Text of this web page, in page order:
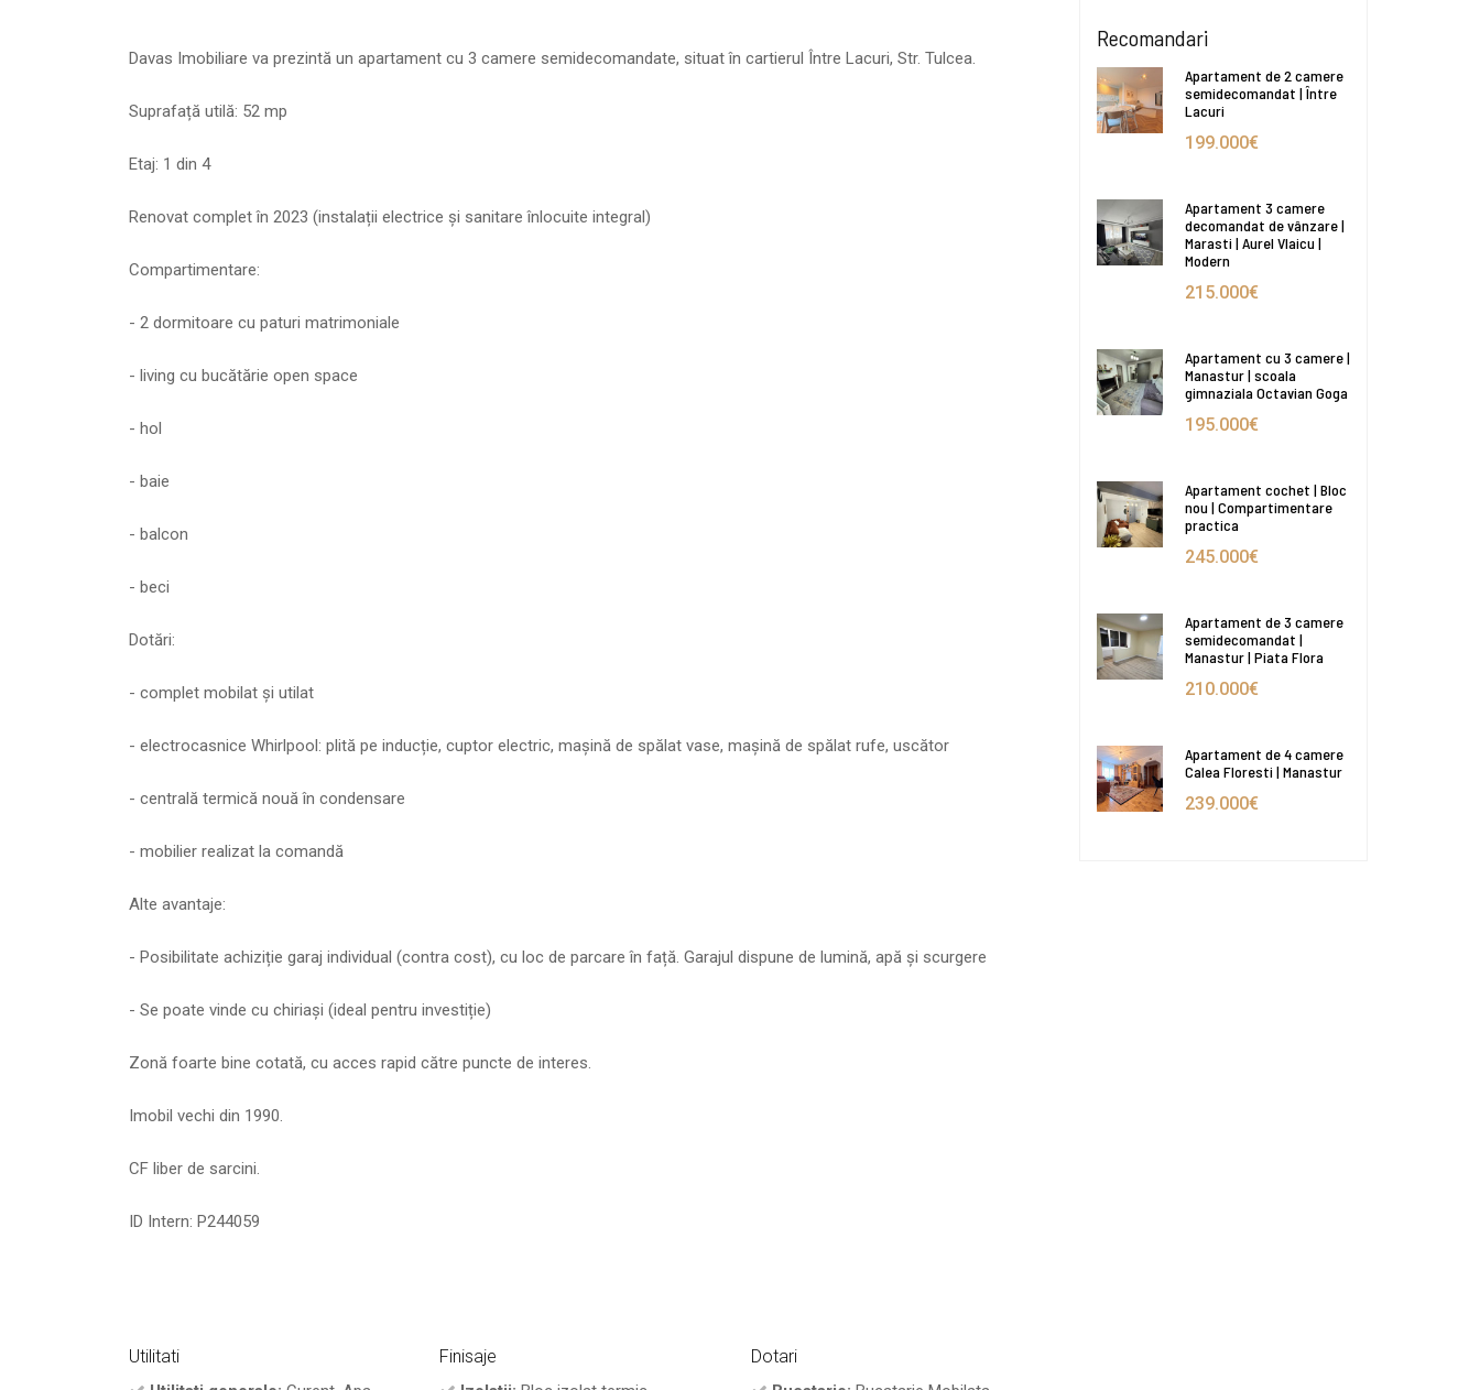
Davas Imobiliare va prezintă un apartament cu 3 camere semidecomandate, situat în cartierul Între Lacuri, Str. Tulcea.
Suprafață utilă: 52 mp
Etaj: 1 din 4
Renovat complet în 2023 (instalații electrice și sanitare înlocuite integral)
Compartimentare:
- 2 dormitoare cu paturi matrimoniale
- living cu bucătărie open space
- hol
- baie
- balcon
- beci
Dotări:
- complet mobilat și utilat
- electrocasnice Whirlpool: plită pe inducție, cuptor electric, mașină de spălat vase, mașină de spălat rufe, uscător
- centrală termică nouă în condensare
- mobilier realizat la comandă
Alte avantaje:
- Posibilitate achiziție garaj individual (contra cost), cu loc de parcare în față. Garajul dispune de lumină, apă și scurgere
- Se poate vinde cu chiriași (ideal pentru investiție)
Zonă foarte bine cotată, cu acces rapid către puncte de interes.
Imobil vechi din 1990.
CF liber de sarcini.
ID Intern: P244059
Utilitati Finisaje Dotari
Recomandari
Apartament de 2 camere
semidecomandat | Între
Lacuri
199.000€
Apartament 3 camere
decomandat de vânzare |
Marasti | Aurel Vlaicu |
Modern
215.000€
Apartament cu 3 camere |
Manastur | scoala
gimnaziala Octavian Goga
195.000€
Apartament cochet | Bloc
nou | Compartimentare
practica
245.000€
Apartament de 3 camere
semidecomandat |
Manastur | Piata Flora
210.000€
Apartament de 4 camere
Calea Floresti | Manastur
239.000€